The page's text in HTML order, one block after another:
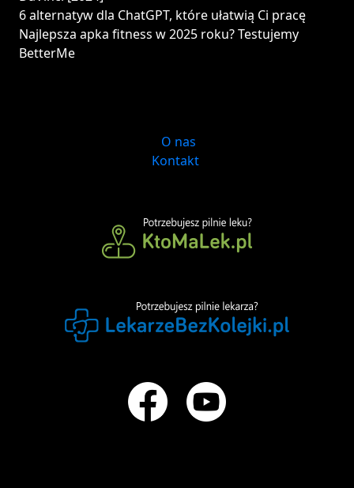
6 alternatyw dla ChatGPT, które ułatwią Ci pracę
Najlepsza apka fitness w 2025 roku? Testujemy
BetterMe
O nas
Kontakt